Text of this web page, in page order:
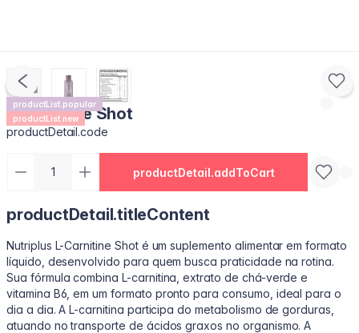
productList.popular
productList.new
L-Carnitine Shot
productDetail.code
productDetail.addToCart
productDetail.titleContent
Nutriplus L-Carnitine Shot é um suplemento alimentar em formato
líquido, desenvolvido para quem busca praticidade na rotina.
Sua fórmula combina L-carnitina, extrato de chá-verde e
vitamina B6, em um formato pronto para consumo, ideal para o
dia a dia. A L-carnitina participa do metabolismo de gorduras,
atuando no transporte de ácidos graxos no organismo. A